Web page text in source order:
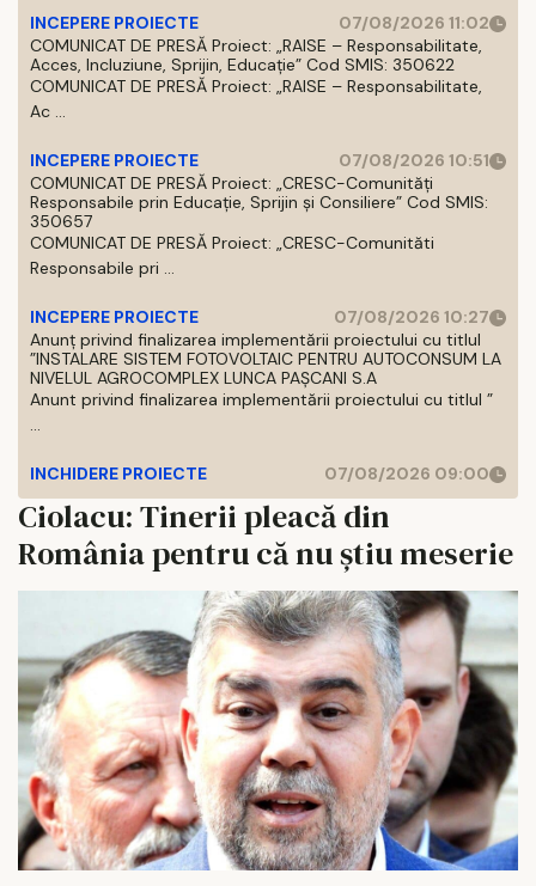
INCEPERE PROIECTE
07/08/2026 11:02
COMUNICAT DE PRESĂ Proiect: „RAISE – Responsabilitate,
Acces, Incluziune, Sprijin, Educație” Cod SMIS: 350622
COMUNICAT DE PRESĂ Proiect: „RAISE – Responsabilitate,
Ac ...
INCEPERE PROIECTE
07/08/2026 10:51
COMUNICAT DE PRESĂ Proiect: „CRESC-Comunități
Responsabile prin Educație, Sprijin și Consiliere” Cod SMIS:
350657
COMUNICAT DE PRESĂ Proiect: „CRESC-Comunităti
Responsabile pri ...
INCEPERE PROIECTE
07/08/2026 10:27
Anunț privind finalizarea implementării proiectului cu titlul
”INSTALARE SISTEM FOTOVOLTAIC PENTRU AUTOCONSUM LA
NIVELUL AGROCOMPLEX LUNCA PAȘCANI S.A
Anunt privind finalizarea implementării proiectului cu titlul ”
...
INCHIDERE PROIECTE 07/08/2026 09:00
Ciolacu: Tinerii pleacă din
România pentru că nu știu meserie